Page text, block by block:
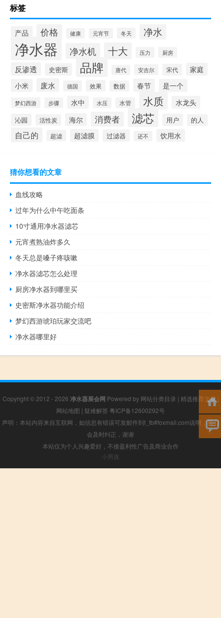
标签
产品 价格 健康 元宵节 冬天 净水
净水器 净水机 十大 压力 厨房
反渗透 史密斯 品牌 唐代 安吉尔 宋代
家庭
小米
废水 德国 效果 数据 春节 是一个
梦幻西游 步骤 水中 水压 水管 水质 水龙头
沁园 活性炭 海尔 消费者 滤芯 用户 的人
自己的 超滤 超滤膜 过滤器 还不 饮用水
猜你想看的文章
血线攻略
过年为什么中午吃面条
10寸通用净水器滤芯
元宵煮熟油炸多久
冬天总是嗓子疼咳嗽
净水器滤芯怎么处理
厨房净水器到哪里买
史密斯净水器功能介绍
梦幻西游琥珀玩家交流吧
净水器哪里好
Copyright © 2012 - 2026 净水器展会网 Powered by 网站分类目录 | 精选推荐文章|
网站地图 | 疑难解答 粤ICP备12600292号
声明：本站内容来自互联网，如信息有错误可发邮件到f_fb#foxmail.com说明，我们
会及时纠正，谢谢
本站仅为个人兴趣爱好，不接盈利性广告及商业合作
小男孩